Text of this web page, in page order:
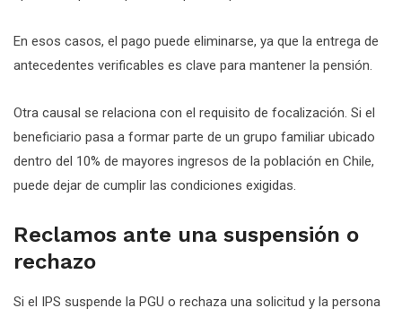
En esos casos, el pago puede eliminarse, ya que la entrega de
antecedentes verificables es clave para mantener la pensión.
Otra causal se relaciona con el requisito de focalización. Si el
beneficiario pasa a formar parte de un grupo familiar ubicado
dentro del 10% de mayores ingresos de la población en Chile,
puede dejar de cumplir las condiciones exigidas.
Reclamos ante una suspensión o
rechazo
Si el IPS suspende la PGU o rechaza una solicitud y la persona